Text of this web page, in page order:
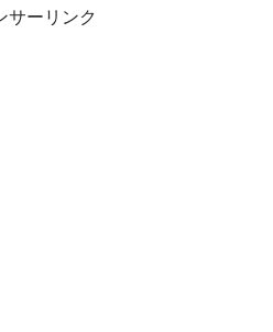
サーリンク